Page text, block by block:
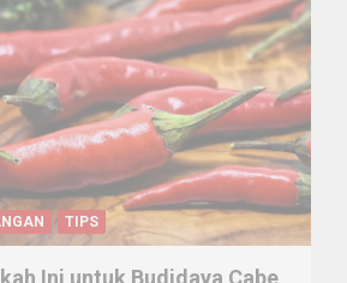
TIPS
Ini untuk Budidaya Cabe